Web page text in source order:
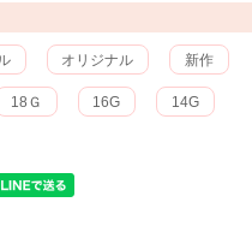
オリジナル 新作
18Ｇ 16G 14G